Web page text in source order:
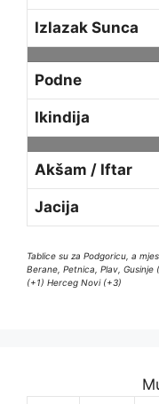
Izlazak Sunca
Podne
Ikindija
Akšam / Iftar
Jacija
Tablice su za Podgoricu, a
Berane, Petnica, Plav, Gusinje
(+1) Herceg Novi (+3)